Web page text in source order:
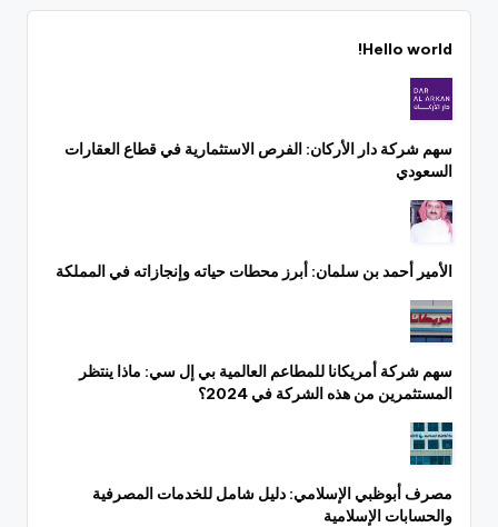
Hello world!
سهم شركة دار الأركان: الفرص الاستثمارية في قطاع العقارات
السعودي
الأمير أحمد بن سلمان: أبرز محطات حياته وإنجازاته في المملكة
سهم شركة أمريكانا للمطاعم العالمية بي إل سي: ماذا ينتظر
المستثمرين من هذه الشركة في 2024؟
مصرف أبوظبي الإسلامي: دليل شامل للخدمات المصرفية
والحسابات الإسلامية